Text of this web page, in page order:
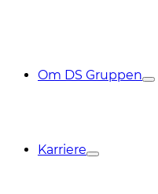
Om DS Gruppen
Karriere